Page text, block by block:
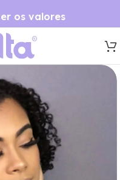
os valores